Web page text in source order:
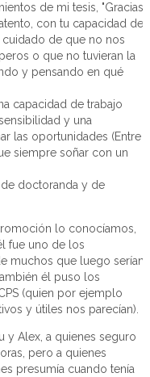
de mi tesis, "Gracias
con tu capacidad de
de que no nos
o que no tuvieran la
y pensando en qué
capacidad de trabajo
y una
las oportunidades (Entre
siempre soñar con un
doctoranda y de
lo conocíamos,
fue uno de los
muchos que luego serían
él puso los
(quien por ejemplo
y útiles nos parecían).
y Alex, a quienes seguro
pero a quienes
presumía cuando tenía